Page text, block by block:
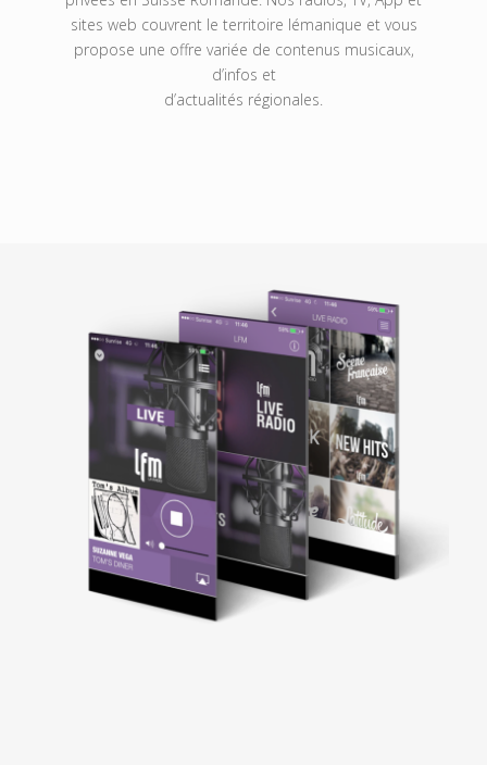
sites web couvrent le territoire lémanique et vous
propose une offre variée de contenus musicaux,
d’infos et
d’actualités régionales.